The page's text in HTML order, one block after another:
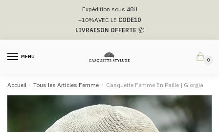
navigation
Expédition sous 48H
–10%AVEC LE CODE10
LIVRAISON OFFERTE📦
MENU
0
Accueil / Tous les Articles Femme / Casquette Femme En Paille | Giorgia